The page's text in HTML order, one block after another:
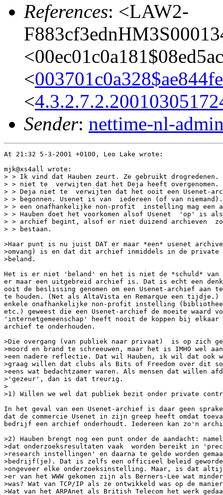
References: <LAW2-
<
<
Sender: nettime-nl-
At 21:32 5-3-2001 +0100, Leo Lake wrote:
mjk@xs4all wrote:
> > Ik vind dat Hauben zeurt. Ze gebruikt drogredenen.
> > niet te  verwijten dat het Deja heeft overgenomen.
> > Deja niet te  verwijten dat het ooit een Usenet-
> > begonnen. Usenet is van  iedereen (of van niemand).
> > een onafhankelijke non-profit  instelling mag een
> > Hauben doet het voorkomen alsof Usenet  'op' is
> > archief begint, alsof er niet duizend archieven
> > bestaan.
>Haar punt is nu juist DAT er maar *een* usenet
>omvang) is en dat dit archief inmiddels in de
>beland.
Het is er niet 'beland' en het is niet de *schuld* van
er maar een uitgebreid archief is. Dat is echt een
ooit de beslissing genomen om een Usenet-archief
te houden. (Net als AltaVista en Remarque een
enkele onafhankelijke non-profit instelling
etc.) geweest die een Usenet-archief de moeite waard
'internetgemeenschap' heeft nooit de koppen bij
archief te onderhouden.
>Die overgang (van publiek naar privaat)  is op zich
>moord en brand te schreeuwen, maar het is IMHO wel
>een nadere reflectie. Dat wil Hauben, ik wil dat ook
>graag willen dat clubs als Bits of Freedom over dit
>eens wat bedachtzamer waren. Als mensen dat willen
>'gezeur', dan is dat treurig.
>
>1) Willen we wel dat publiek bezit onder private
In het geval van een Usenet-archief is daar geen
dat de commercie Usenet in zijn greep heeft omdat
bedrijf een archief onderhoudt. Iedereen kan zo'n
>2) Hauben brengt nog een punt onder de aandacht:
>dat onderzoeksresultaten vaak  worden bereikt in
>research instellingen' en daarna te gelde worden
>bedrijf(je). Dat is zelfs een officieel beleid
>ongeveer elke onderzoeksinstelling. Maar, is dat altijd
>er van het WWW gekomen zijn als Berners-Lee wat
>was? Wat van TCP/IP als ze ontwikkeld was op de
>Wat van het ARPAnet als British Telecom het werk